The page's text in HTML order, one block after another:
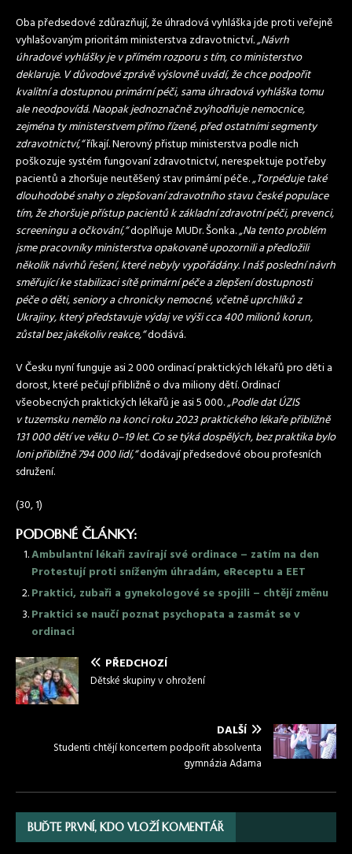
Oba předsedové zdůrazňují, že úhradová vyhláška jde proti veřejně
vyhlašovaným prioritám ministerstva zdravotnictví. „Návrh
úhradové vyhlášky je v přímém rozporu s tím, co ministerstvo
deklaruje. V důvodové zprávě výslovně uvádí, že chce podpořit
kvalitní a dostupnou primární péči, sama úhradová vyhláška tomu
ale neodpovídá. Naopak jednoznačně zvýhodňuje nemocnice,
zejména ty ministerstvem přímo řízené, před ostatními segmenty
zdravotnictví,“říkají. Nerovný přistup ministerstva podle nich
poškozuje systém fungovaní zdravotnictví, nerespektuje potřeby
pacientů a zhoršuje neutěšený stav primární péče.„Torpéduje také
dlouhodobé snahy o zlepšovaní zdravotního stavu české populace
tím, že zhoršuje přístup pacientů k základní zdravotní péči, prevenci,
screeningu a očkování,“doplňuje MUDr. Šonka.„Na tento problém
jsme pracovníky ministerstva opakovaně upozornili a předložili
několik návrhů řešení, které nebyly vypořádány. I náš poslední návrh
směřující ke stabilizaci sítě primární péče a zlepšení dostupnosti
péče o děti, seniory a chronicky nemocné, včetně uprchlíků z
Ukrajiny, který představuje výdaj ve výši cca 400 milionů korun,
zůstal bez jakékoliv reakce,“dodává.
V Česku nyní funguje asi 2 000 ordinací praktických lékařů pro děti a
dorost, které pečují přibližně o dva miliony dětí. Ordinací
všeobecných praktických lékařů je asi 5 000.„Podle dat ÚZIS
v tuzemsku nemělo na konci roku 2023 praktického lékaře přibližně
131 000 dětí ve věku 0–19 let. Co se týká dospělých, bez praktika bylo
loni přibližně 794 000 lidí,“dodávají předsedové obou profesních
sdružení.
(30, 1)
PODOBNÉ ČLÁNKY:
Ambulantní lékaři zavírají své ordinace – zatím na den
Protestují proti sníženým úhradám, eReceptu a EET
Praktici, zubaři a gynekologové se spojili – chtějí změnu
Praktici se naučí poznat psychopata a zasmát se v
ordinaci
PŘEDCHOZÍ
Dětské skupiny v ohrožení
DALŠÍ
Studenti chtějí koncertem podpořit absolventa
gymnázia Adama
BUĎTE PRVNÍ, KDO VLOŽÍ KOMENTÁŘ